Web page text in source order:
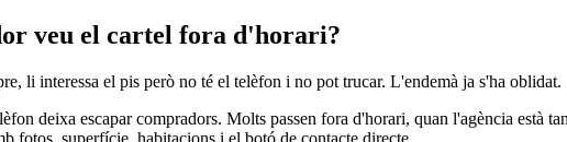
veu el cartel fora d'horari?
li interessa el pis però no té el telèfon i no pot trucar. L'endemà ja s'ha oblidat.
deixa escapar compradors. Molts passen fora d'horari, quan l'agència està
fotos, superfície, habitacions i el botó de contacte directe.